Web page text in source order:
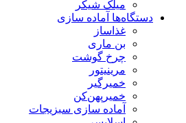
میلک شیکر
دستگاه‌ها آماده سازی
غذاساز
بن ماری
چرخ گوشت
مرینیتور
خمیرگیر
خمیر‌پهن‌کن
آماده سازی سبزیجات